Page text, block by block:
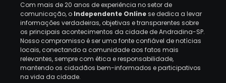
Com mais de 20 anos de experiência no setor de
comunicação, o Independente Onlinese dedica a levar
informações verdadeiras, objetivas e transparentes sobre
os principais acontecimentos da cidade de Andradina-SP.
Nosso compromisso é ser uma fonte confiável de notícias
locais, conectando a comunidade aos fatos mais
relevantes, sempre com ética e responsabilidade,
mantendo os cidadãos bem-informados e participativos
na vida da cidade.